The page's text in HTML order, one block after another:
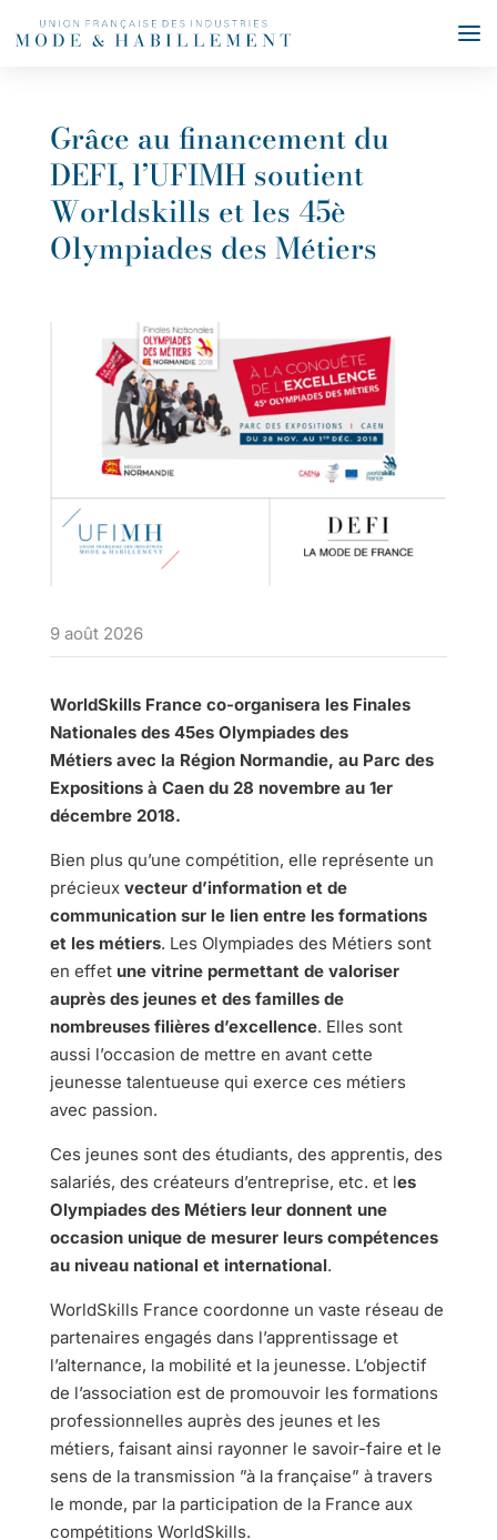
Grâce au financement du
DEFI, l’UFIMH soutient
Worldskills et les 45è
Olympiades des Métiers
9 août 2026
WorldSkills France co-organisera les Finales
Nationales des 45es Olympiades des
Métiers avec la Région Normandie, au Parc des
Expositions à Caen du 28 novembre au 1er
décembre 2018.
Bien plus qu’une compétition, elle représente un
précieux vecteur d’information et de
communication sur le lien entre les formations
et les métiers. Les Olympiades des Métiers sont
en effet une vitrine permettant de valoriser
auprès des jeunes et des familles de
nombreuses filières d’excellence. Elles sont
aussi l’occasion de mettre en avant cette
jeunesse talentueuse qui exerce ces métiers
avec passion.
Ces jeunes sont des étudiants, des apprentis, des
salariés, des créateurs d’entreprise, etc. et les
Olympiades des Métiers leur donnent une
occasion unique de mesurer leurs compétences
au niveau national et international.
WorldSkills France coordonne un vaste réseau de
partenaires engagés dans l’apprentissage et
l’alternance, la mobilité et la jeunesse. L’objectif
de l’association est de promouvoir les formations
professionnelles auprès des jeunes et les
métiers, faisant ainsi rayonner le savoir-faire et le
sens de la transmission ”à la française” à travers
le monde, par la participation de la France aux
compétitions WorldSkills.